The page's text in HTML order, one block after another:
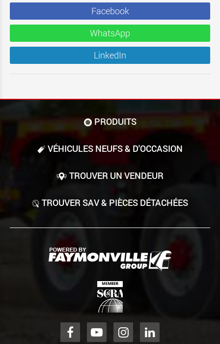
Facebook
WhatsApp
LinkedIn
PRODUITS
VÉHICULES NEUFS & D'OCCASION
TROUVER UN VENDEUR
TROUVER SAV & PIÈCES DÉTACHÉES